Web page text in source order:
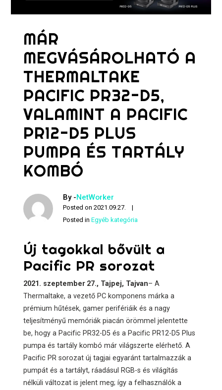
MÁR
MEGVÁSÁROLHATÓ A
THERMALTAKE
PACIFIC PR32-D5,
VALAMINT A PACIFIC
PR12-D5 PLUS
PUMPA ÉS TARTÁLY
KOMBÓ
By -NetWorker
Posted on2021.09.27.
Posted inEgyéb kategória
Új tagokkal bővült a
Pacific PR sorozat
2021. szeptember 27., Tajpej, Tajvan– A
Thermaltake, a vezető PC komponens márka a
prémium hűtések, gamer perifériáik és a nagy
teljesítményű memóriák piacán örömmel jelentette
be, hogy a Pacific PR32-D5 és a Pacific PR12-D5 Plus
pumpa és tartály kombó már világszerte elérhető. A
Pacific PR sorozat új tagjai egyaránt tartalmazzák a
pumpát és a tartályt, ráadásul RGB-s és világítás
nélküli változat is jelent meg; így a felhasználók a